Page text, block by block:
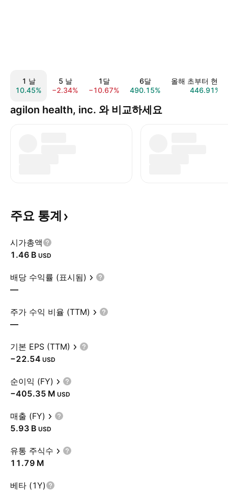
1 날
10.45%
5 날
−2.34%
1달
−10.67%
6달
490.15%
올해 초부터 현재
446.91%
agilon health, inc. 와 비교하세요
주요 통계
시가총액
‪1.46 B‬ USD
배당 수익률 (표시됨)
—
주가 수익 비율 (TTM)
—
기본 EPS (TTM)
−22.54 USD
순이익 (FY)
‪−405.35 M‬ USD
매출 (FY)
‪5.93 B‬ USD
유통 주식수
‪11.79 M‬
베타 (1Y)